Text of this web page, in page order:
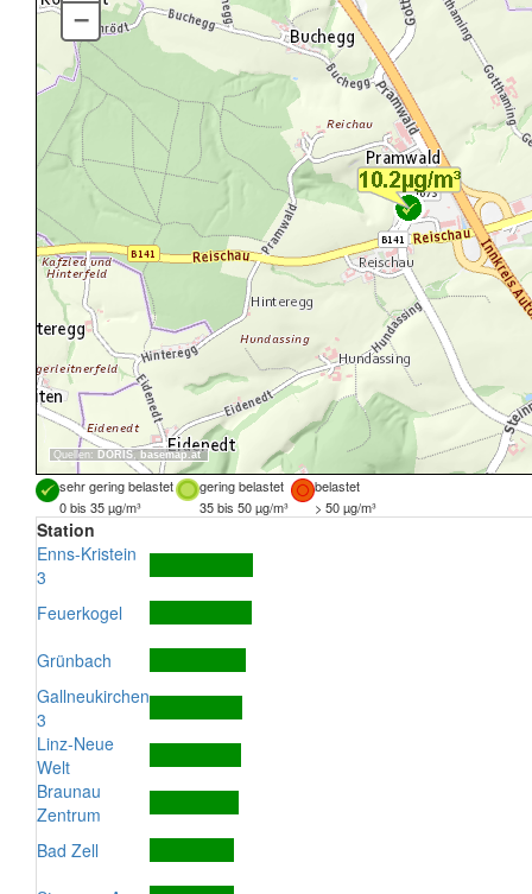
Quellen: DORIS, basemap.at
–
sehr gering belastet gering belastet
belastet
0 bis 35 µg/m³
35 bis 50 µg/m³ > 50 µg/m³
Station
Enns-Kristein
3
Feuerkogel
Grünbach
Gallneukirchen
3
Linz-Neue
Welt
Braunau
Zentrum
Bad Zell